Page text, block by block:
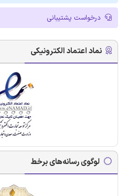
درخواست پشتیبانی
نماد اعتماد الکترونیکی
لوگوی رسانه‌های برخط